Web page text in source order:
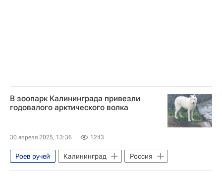
В зоопарк Калининграда привезли
годовалого арктического волка
30 апреля 2025, 13:36 1243
Роев ручей Калининград Россия